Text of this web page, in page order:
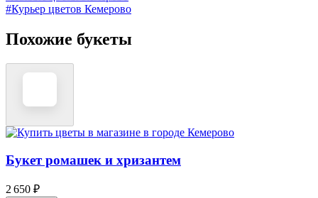
#Курьер цветов Кемерово
Похожие букеты
Букет ромашек и хризантем
2 650 ₽